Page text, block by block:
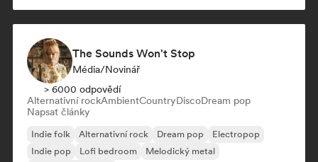
The Sounds Won't Stop
Média/novinář
> 6000 odpovědí
Alternativní rockAmbientCountryDiscoDream pop
Napsat články
Indie folk Alternativní rock Dream pop
Electropop
Indie pop
Lofi bedroom
Melodický metal